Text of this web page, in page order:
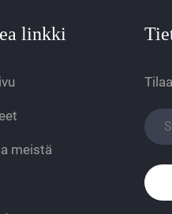
linkki
meistä